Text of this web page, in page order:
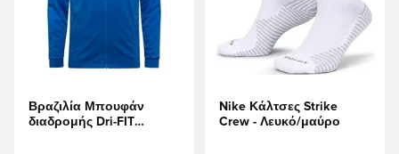
Βραζιλία Μπουφάν
διαδρομής Dri-FIT
Nike Κάλτσες Strike
Crew - Λευκό/μαύρο